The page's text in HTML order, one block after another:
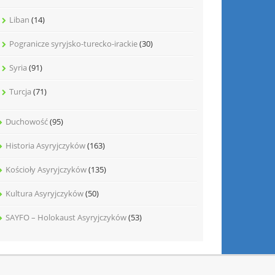
Liban (14)
Pogranicze syryjsko-turecko-irackie(30)
Syria (91)
Turcja (71)
Duchowość(95)
Historia Asyryjczyków(163)
Kościoły Asyryjczyków(135)
Kultura Asyryjczyków(50)
SAYFO – Holokaust Asyryjczyków(53)